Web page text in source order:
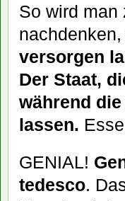
So wird man
versorgen
Der Staat,
während
lassen.
GENIAL!
tedesco.